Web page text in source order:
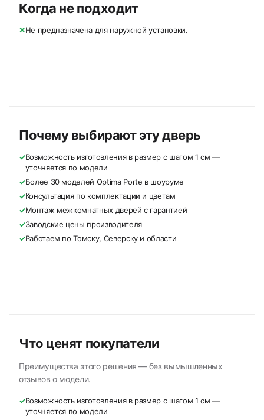
Когда не подходит
✕Не предназначена для наружной установки.
Почему выбирают эту дверь
✓Возможность изготовления в размер с шагом 1 см —
уточняется по модели
✓Более 30 моделей Optima Porte в шоуруме
✓Консультация по комплектации и цветам
✓Монтаж межкомнатных дверей с гарантией
✓Заводские цены производителя
✓Работаем по Томску, Северску и области
Что ценят покупатели
Преимущества этого решения — без вымышленных
отзывов о модели.
✓Возможность изготовления в размер с шагом 1 см —
уточняется по модели